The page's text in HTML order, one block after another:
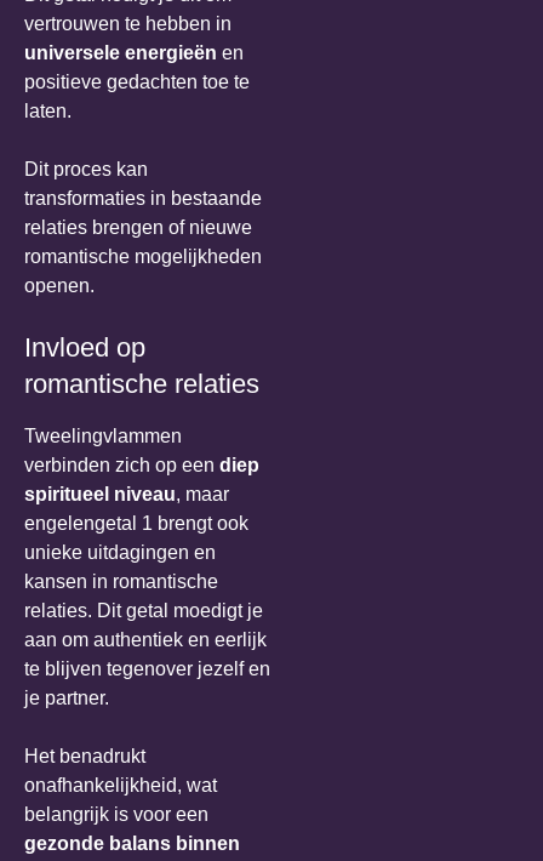
vertrouwen te hebben in
universele energieën en
positieve gedachten toe te
laten.
Dit proces kan
transformaties in bestaande
relaties brengen of nieuwe
romantische mogelijkheden
openen.
Invloed op
romantische relaties
Tweelingvlammen
verbinden zich op een diep
spiritueel niveau, maar
engelengetal 1 brengt ook
unieke uitdagingen en
kansen in romantische
relaties. Dit getal moedigt je
aan om authentiek en eerlijk
te blijven tegenover jezelf en
je partner.
Het benadrukt
onafhankelijkheid, wat
belangrijk is voor een
gezonde balans binnen